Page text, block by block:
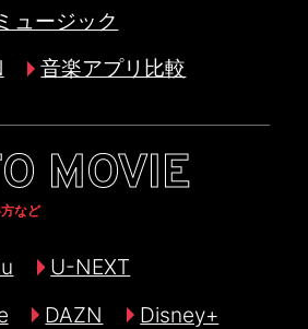
ュージック
音楽アプリ比較
MOVIE
など
U-NEXT
DAZN
Disney+